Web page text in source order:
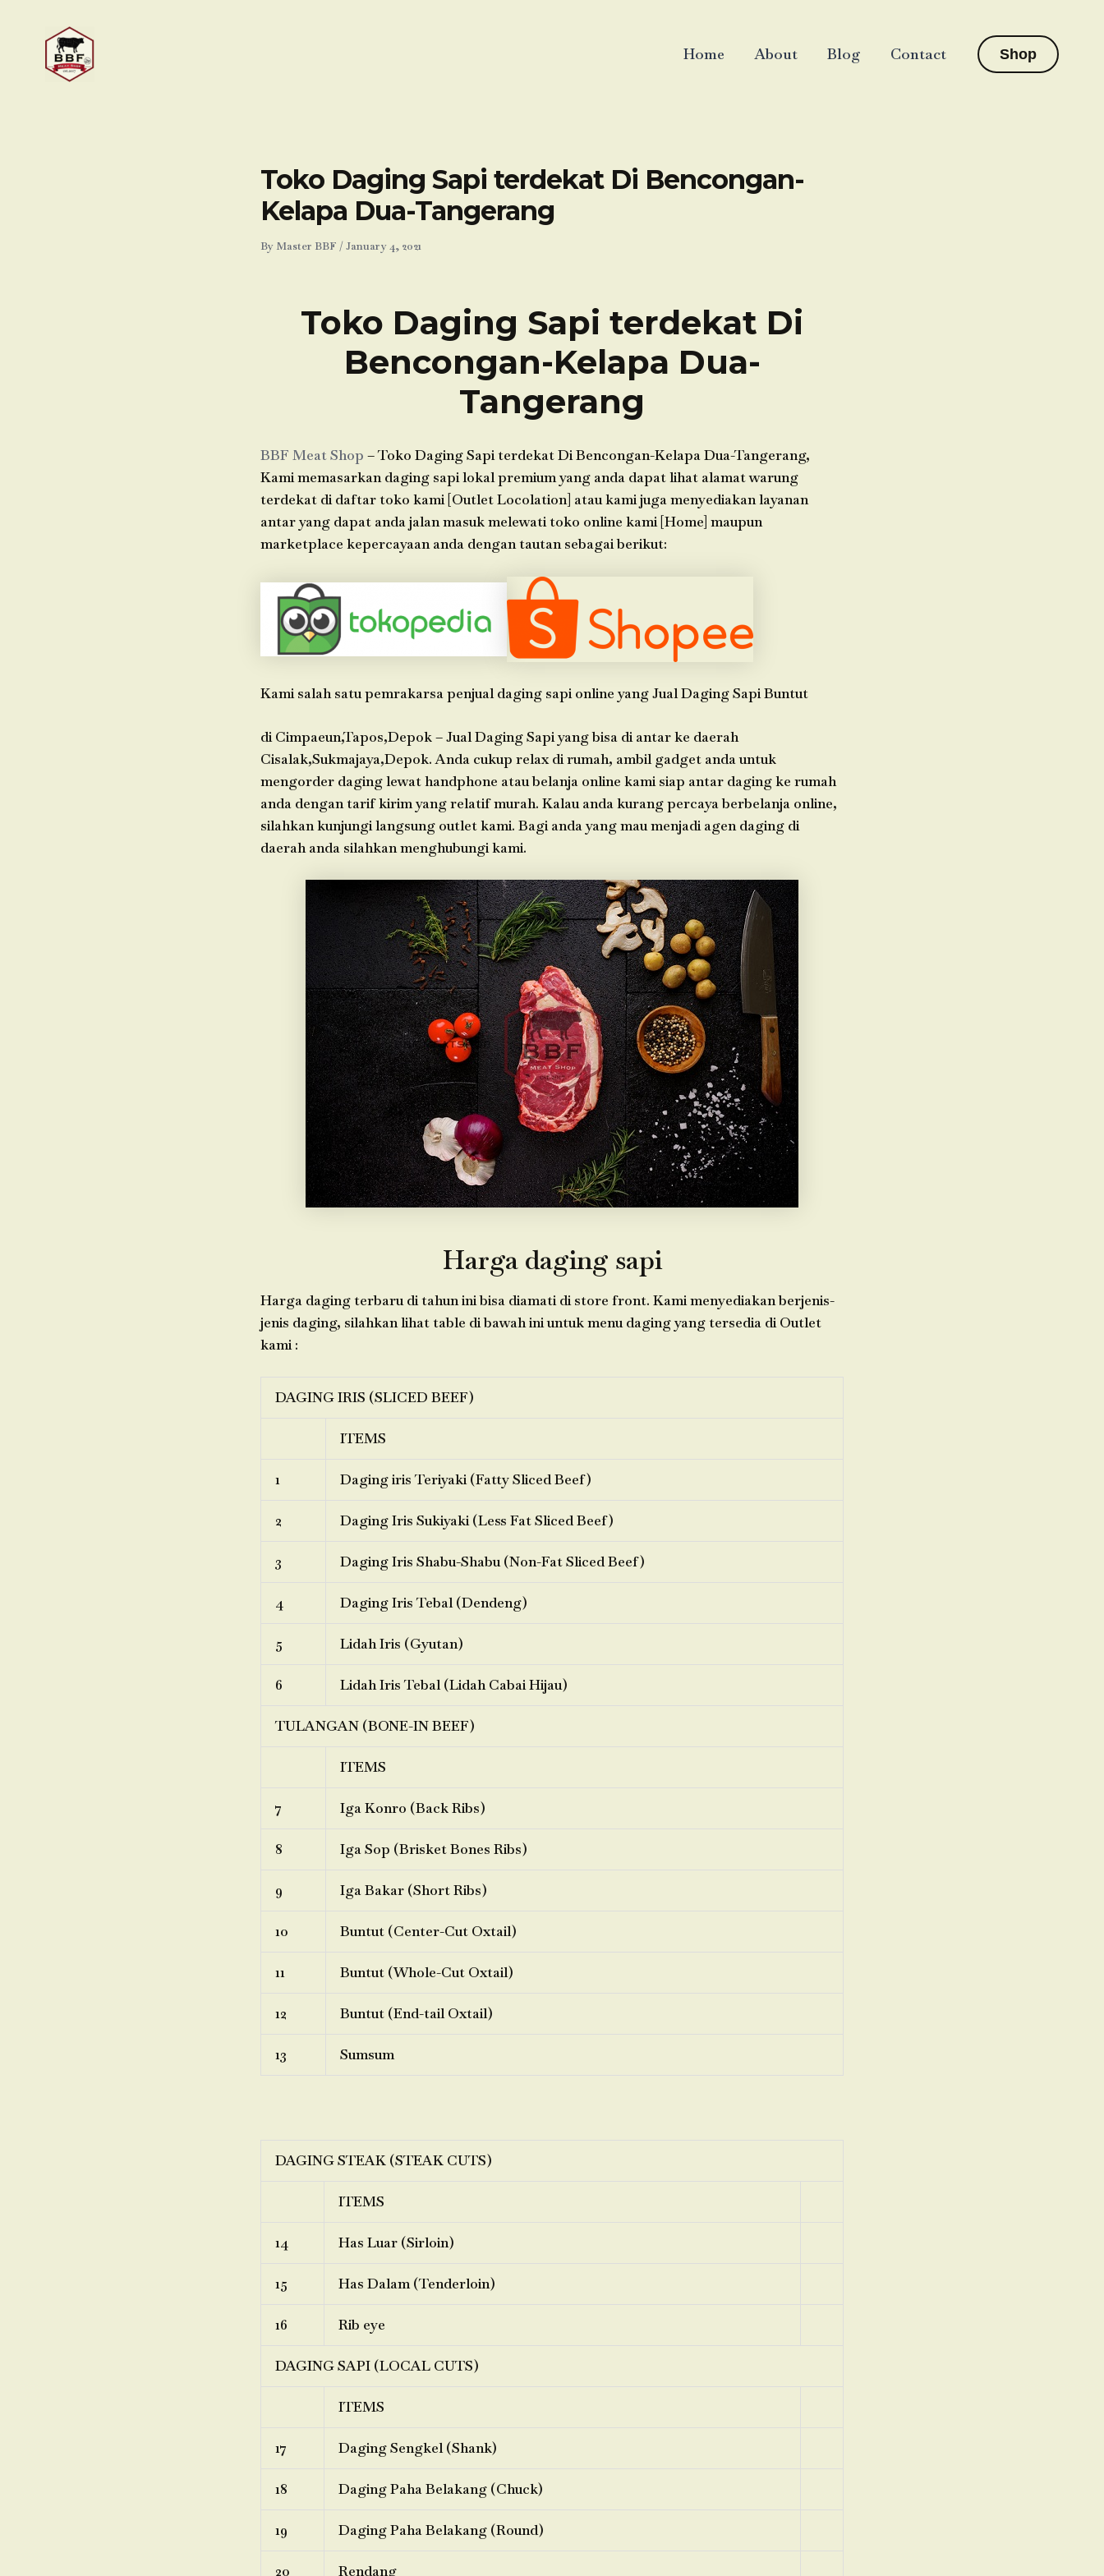
Home About Blog Contact Shop
Toko Daging Sapi terdekat Di Bencongan-
Kelapa Dua-Tangerang
By Master BBF /January 4, 2021
Toko Daging Sapi terdekat Di
Bencongan-Kelapa Dua-
Tangerang
BBF Meat Shop – Toko Daging Sapi terdekat Di Bencongan-Kelapa Dua-Tangerang,
Kami memasarkan daging sapi lokal premium yang anda dapat lihat alamat warung
terdekat di daftar toko kami [Outlet Locolation] atau kami juga menyediakan layanan
antar yang dapat anda jalan masuk melewati toko online kami [Home] maupun
marketplace kepercayaan anda dengan tautan sebagai berikut:
Kami salah satu pemrakarsa penjual daging sapi online yang Jual Daging Sapi Buntut
di Cimpaeun,Tapos,Depok – Jual Daging Sapi yang bisa di antar ke daerah
Cisalak,Sukmajaya,Depok. Anda cukup relax di rumah, ambil gadget anda untuk
mengorder daging lewat handphone atau belanja online kami siap antar daging ke rumah
anda dengan tarif kirim yang relatif murah. Kalau anda kurang percaya berbelanja online,
silahkan kunjungi langsung outlet kami. Bagi anda yang mau menjadi agen daging di
daerah anda silahkan menghubungi kami.
Harga daging sapi
Harga daging terbaru di tahun ini bisa diamati di store front. Kami menyediakan berjenis-
jenis daging, silahkan lihat table di bawah ini untuk menu daging yang tersedia di Outlet
kami :
DAGING IRIS (SLICED BEEF)
ITEMS
1 Daging iris Teriyaki (Fatty Sliced Beef)
2 Daging Iris Sukiyaki (Less Fat Sliced Beef)
3 Daging Iris Shabu-Shabu (Non-Fat Sliced Beef)
4 Daging Iris Tebal (Dendeng)
5 Lidah Iris (Gyutan)
6 Lidah Iris Tebal (Lidah Cabai Hijau)
TULANGAN (BONE-IN BEEF)
ITEMS
7 Iga Konro (Back Ribs)
8 Iga Sop (Brisket Bones Ribs)
9 Iga Bakar (Short Ribs)
10 Buntut (Center-Cut Oxtail)
11 Buntut (Whole-Cut Oxtail)
12 Buntut (End-tail Oxtail)
13 Sumsum
DAGING STEAK (STEAK CUTS)
ITEMS
14 Has Luar (Sirloin)
15 Has Dalam (Tenderloin)
16 Rib eye
DAGING SAPI (LOCAL CUTS)
ITEMS
17 Daging Sengkel (Shank)
18 Daging Paha Belakang (Chuck)
19 Daging Paha Belakang (Round)
20 Rendang